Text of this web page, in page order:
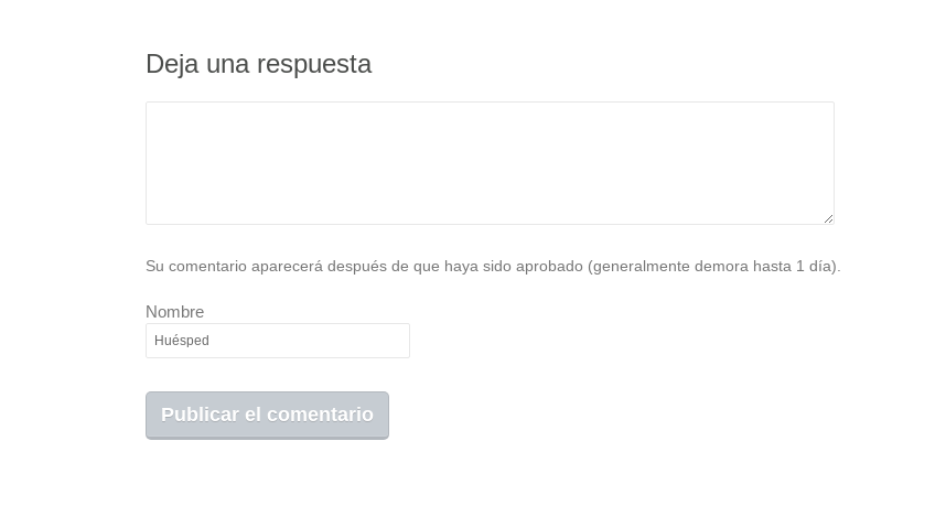
Deja una respuesta
Su comentario aparecerá después de que haya sido aprobado (generalmente demora hasta 1 día).
Nombre